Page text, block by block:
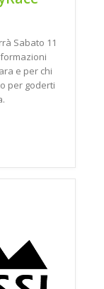
Sabato 11
e per chi
per goderti